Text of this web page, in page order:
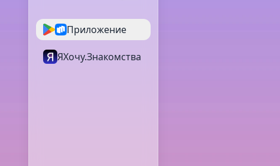
Приложение
ЯХочу.Знакомства